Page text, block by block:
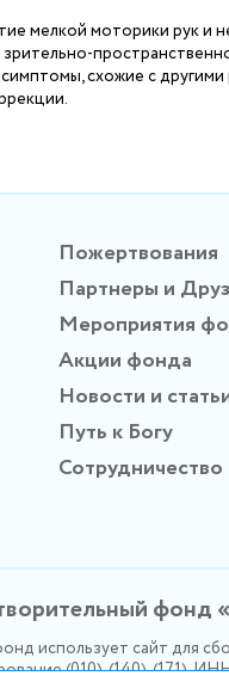
мелкой моторики рук и
схожие с
Пожертвования
Партнеры и
Мероприятия
Акции фонда
Новости и
Путь к Богу
Сотрудничество
фонд
использует сайт для
(010), (140), (171).